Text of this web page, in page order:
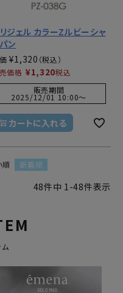
ジェル カラーZルビーシャ
ン
¥1,320
価格 ¥1,320税込
販売期間
2025/12/01 10:00〜
カートに入れる
順 新着順
48件中 1-48件表示